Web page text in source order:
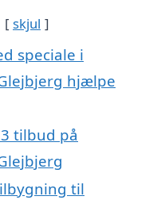
skjul
speciale i
hjælpe
tilbud på
til